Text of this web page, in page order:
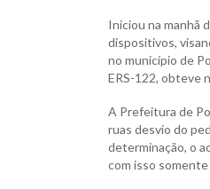
Iniciou na manhã
dispositivos,
no município de
ERS-122, obteve
A Prefeitura de
ruas desvio do
determinação, o
com isso